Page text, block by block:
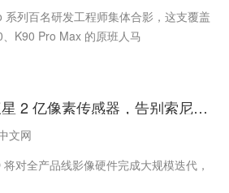
列百名研发工程师集体合影，这支覆盖
K90 Pro Max 的原班人马
OPPO 供应链洗牌！全线换三星 2 亿像素传感器，告别索尼单供应
文网
对全产品线影像硬件完成大规模迭代，